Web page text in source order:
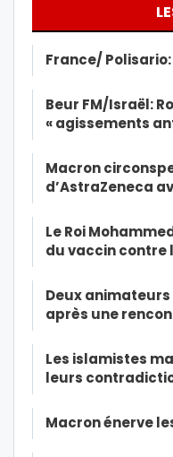
France/
Beur FM/Israël:
« agissements
Macron
d’AstraZeneca
Le Roi
du vaccin contre
Deux animateurs
après une
Les islamistes
leurs
Macron énerve